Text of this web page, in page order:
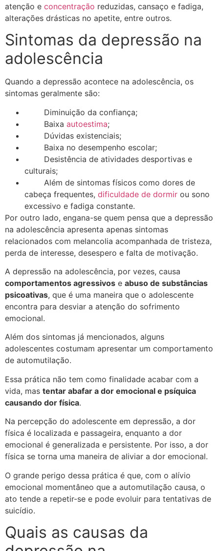
atenção e concentração reduzidas, cansaço e fadiga,
alterações drásticas no apetite, entre outros.
Sintomas da depressão na
adolescência
Quando a depressão acontece na adolescência, os
sintomas geralmente são:
Diminuição da confiança;
Baixa autoestima;
Dúvidas existenciais;
Baixa no desempenho escolar;
Desistência de atividades desportivas e
culturais;
Além de sintomas físicos como dores de
cabeça frequentes, dificuldade de dormir ou sono
excessivo e fadiga constante.
Por outro lado, engana-se quem pensa que a depressão
na adolescência apresenta apenas sintomas
relacionados com melancolia acompanhada de tristeza,
perda de interesse, desespero e falta de motivação.
A depressão na adolescência, por vezes, causa
comportamentos agressivos e abuso de substâncias
psicoativas, que é uma maneira que o adolescente
encontra para desviar a atenção do sofrimento
emocional.
Além dos sintomas já mencionados, alguns
adolescentes costumam apresentar um comportamento
de automutilação.
Essa prática não tem como finalidade acabar com a
vida, mas tentar abafar a dor emocional e psíquica
causando dor física.
Na percepção do adolescente em depressão, a dor
física é localizada e passageira, enquanto a dor
emocional é generalizada e persistente. Por isso, a dor
física se torna uma maneira de aliviar a dor emocional.
O grande perigo dessa prática é que, com o alívio
emocional momentâneo que a automutilação causa, o
ato tende a repetir-se e pode evoluir para tentativas de
suicídio.
Quais as causas da